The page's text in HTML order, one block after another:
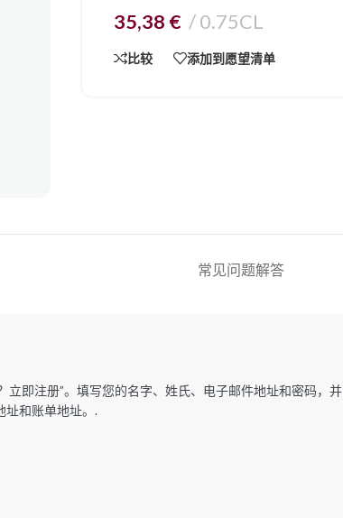
35,38 € 0.75CL
比较 添加到愿望清单
常见问题解答
立即注册”。填写您的名字、姓氏、电子邮件地址和密码
址和账单地址。.